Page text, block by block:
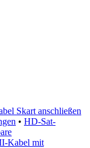
Skart anschließen
• HD-Sat-
Kabel mit